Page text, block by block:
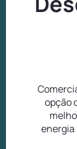
opção
energia